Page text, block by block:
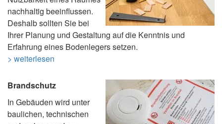
nachhaltig beeinflussen.
Deshalb sollten Sie bei
Ihrer Planung und Gestaltung auf die Kenntnis und
Erfahrung eines Bodenlegers setzen.
> weiterlesen
Brandschutz
In Gebäuden wird unter
baulichen, technischen